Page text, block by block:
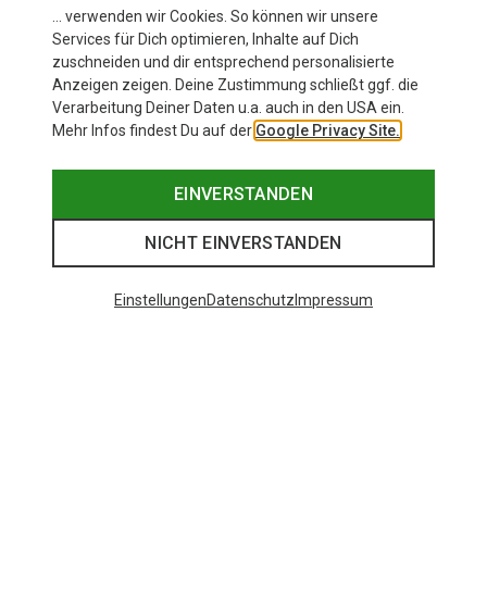
… verwenden wir Cookies. So können wir unsere
Services für Dich optimieren, Inhalte auf Dich
zuschneiden und dir entsprechend personalisierte
Anzeigen zeigen. Deine Zustimmung schließt ggf. die
Verarbeitung Deiner Daten u.a. auch in den USA ein.
Mehr Infos findest Du auf der Google Privacy Site.
EINVERSTANDEN
NICHT EINVERSTANDEN
EinstellungenDatenschutz Impressum